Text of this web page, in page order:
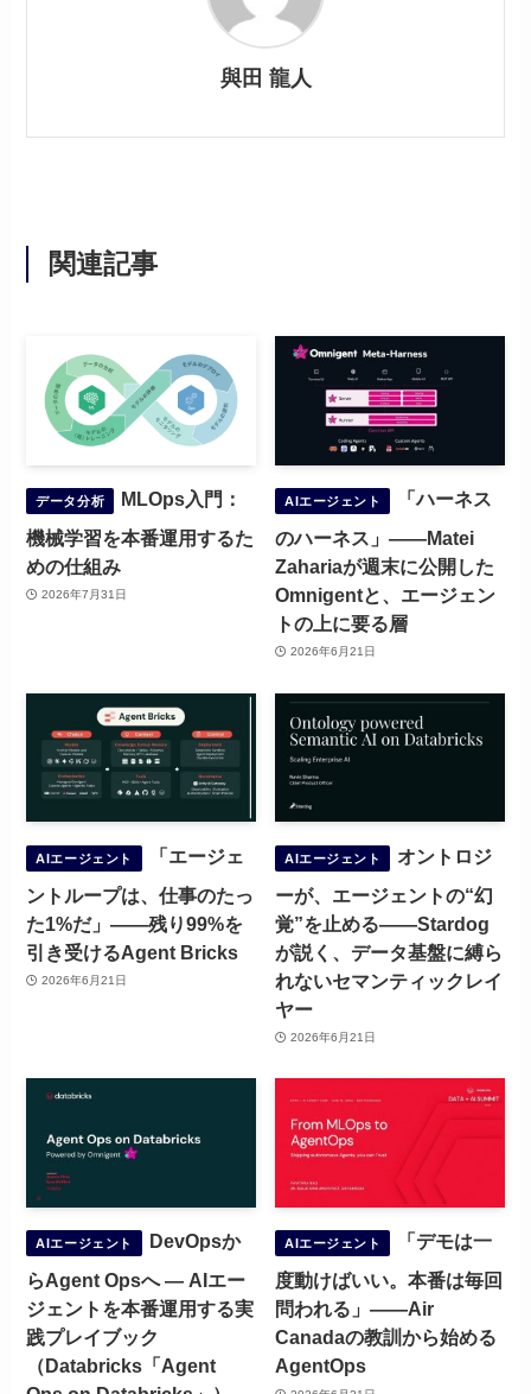
與田 龍人
関連記事
データ分析
MLOps入門：
機械学習を本番運用するた
めの仕組み
2026年7月31日
AIエージェント
「ハーネス
のハーネス」——Matei
Zahariaが週末に公開した
Omnigentと、エージェン
トの上に要る層
2026年6月21日
AIエージェント
「エージェ
ントループは、仕事のたっ
た1%だ」——残り99%を
引き受けるAgent Bricks
2026年6月21日
AIエージェント
オントロジ
ーが、エージェントの“幻
覚”を止める——Stardog
が説く、データ基盤に縛ら
れないセマンティックレイ
ヤー
2026年6月21日
AIエージェント
DevOpsか
らAgent Opsへ ― AIエー
ジェントを本番運用する実
践プレイブック
（Databricks「Agent
AIエージェント
「デモは一
度動けばいい。本番は毎回
問われる」——Air
Canadaの教訓から始める
AgentOps